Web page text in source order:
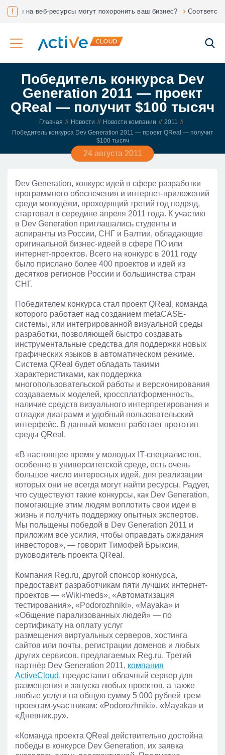
! Соответствие ФЗ 152 «О защите персональных данных»
Победитель конкурса Dev
Generation 2011 — проект
QReal — получит $100 тысяч
Главная Новости Новости компании
2011
Победитель конкурса Dev Generation 2011 — проект QReal — получит
$100 тысяч
24 августа 2011
Dev Generation, конкурс идей в сфере разработки
программного обеспечения и интернет-приложений
среди молодёжи, проходящий третий год подряд,
стартовал в середине апреля 2011 года. К участию
в Dev Generation приглашались студенты и
аспиранты из России, СНГ и Балтии, обладающие
оригинальной бизнес-идеей в сфере ПО или
интернет-проектов. Всего на конкурс в 2011 году
было прислано более 400 проектов и идей из
десятков регионов России и большинства стран
СНГ.
Победителем конкурса стал проект QReal, команда
которого работает над созданием metaCASE-
системы, или интегрированной визуальной среды
разработки, позволяющей быстро создавать
инструментальные средства для поддержки новых
графических языков в автоматическом режиме.
Система QReal будет обладать такими
характеристиками, как поддержка
многопользовательской работы и версионирования
создаваемых моделей, кроссплатформенность,
наличие средств визуального интерпретирования и
отладки диаграмм и удобный пользовательский
интерфейс. В данный момент работает прототип
среды QReal.
«В настоящее время у молодых IT-специалистов,
особенно в университетской среде, есть очень
большое число интересных идей, для реализации
которых они не всегда могут найти ресурсы. Радует,
что существуют такие конкурсы, как Dev Generation,
помогающие этим людям воплотить свои идеи в
жизнь и получить поддержку опытных экспертов.
Мы польщены победой в Dev Generation 2011 и
приложим все усилия, чтобы оправдать ожидания
инвесторов», — говорит Тимофей Брыксин,
руководитель проекта QReal.
Компания Reg.ru, другой спонсор конкурса,
предоставит разработчикам пяти лучших интернет-
проектов — «Wiki-meds», «Автоматизация
тестирования», «Podorozhniki», «Mayaka» и
«Общение парализованных людей» — по
сертификату на оплату услуг
размещения виртуальных серверов, хостинга
сайтов или почты, регистрации доменов и любых
других сервисов, предлагаемых Reg.ru. Третий
партнёр Dev Generation 2011, компания
ActiveCloud, предоставит облачный сервер для
размещения и запуска любых проектов, а также
любые услуги на общую сумму 5 000 рублей трем
проектам-участникам: «Podorozhniki», «Mayaka» и
«Дневник.ру».
«Команда проекта QReal действительно достойна
победы в конкурсе Dev Generation, их заявка